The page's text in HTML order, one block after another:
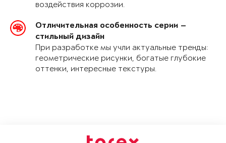
воздействия коррозии.
Отличительная особенность серии —
стильный дизайн
При разработке мы учли актуальные тренды:
геометрические рисунки, богатые глубокие
оттенки, интересные текстуры.